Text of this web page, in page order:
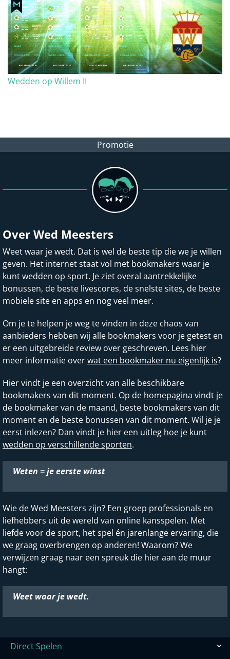
Wedden op Willem II
Promotie
Over Wed Meesters
Weet waar je wedt. Dat is wel de beste tip die we je willen
geven. Het internet staat vol met bookmakers waar je
kunt wedden op sport. Je ziet overal aantrekkelijke
bonussen, de beste livescores, de snelste sites, de beste
mobiele site en apps en nog veel meer.
Om je te helpen je weg te vinden in deze chaos van
aanbieders hebben wij alle bookmakers voor je getest en
er een uitgebreide review over geschreven. Lees hier
meer informatie overwat een bookmaker nu eigenlijk is?
Hier vindt je een overzicht van alle beschikbare
bookmakers van dit moment. Op de homepagina vindt je
de bookmaker van de maand, beste bookmakers van dit
moment en de beste bonussen van dit moment. Wil je je
eerst inlezen? Dan vindt je hier een uitleg hoe je kunt
wedden op verschillende sporten.
Weten = je eerste winst
Wie de Wed Meesters zijn? Een groep professionals en
liefhebbers uit de wereld van online kansspelen. Met
liefde voor de sport, het spel én jarenlange ervaring, die
we graag overbrengen op anderen! Waarom? We
verwijzen graag naar een spreuk die hier aan de muur
hangt:
Weet waar je wedt.
Direct Spelen